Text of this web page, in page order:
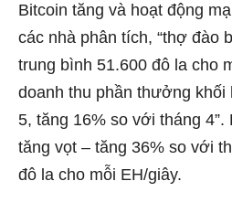
Bitcoin tăng và hoạt động
các nhà phân tích, “thợ đào
trung bình 51.600 đô la cho
doanh thu phần thưởng khối
5, tăng 16% so với tháng
tăng vọt – tăng 36% so với
đô la cho mỗi EH/giây.